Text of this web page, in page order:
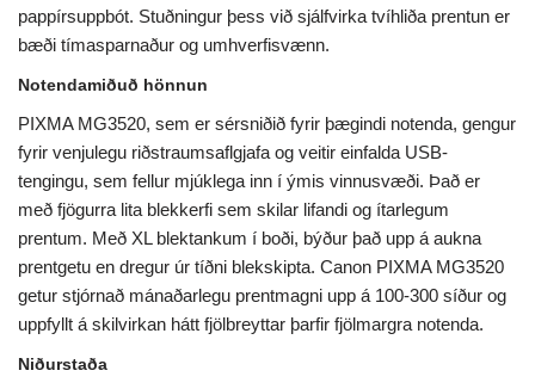
pappírsuppbót. Stuðningur þess við sjálfvirka tvíhliða prentun er
bæði tímasparnaður og umhverfisvænn.
Notendamiðuð hönnun
PIXMA MG3520, sem er sérsniðið fyrir þægindi notenda, gengur
fyrir venjulegu riðstraumsaflgjafa og veitir einfalda USB-
tengingu, sem fellur mjúklega inn í ýmis vinnusvæði. Það er
með fjögurra lita blekkerfi sem skilar lifandi og ítarlegum
prentum. Með XL blektankum í boði, býður það upp á aukna
prentgetu en dregur úr tíðni blekskipta. Canon PIXMA MG3520
getur stjórnað mánaðarlegu prentmagni upp á 100-300 síður og
uppfyllt á skilvirkan hátt fjölbreyttar þarfir fjölmargra notenda.
Niðurstaða